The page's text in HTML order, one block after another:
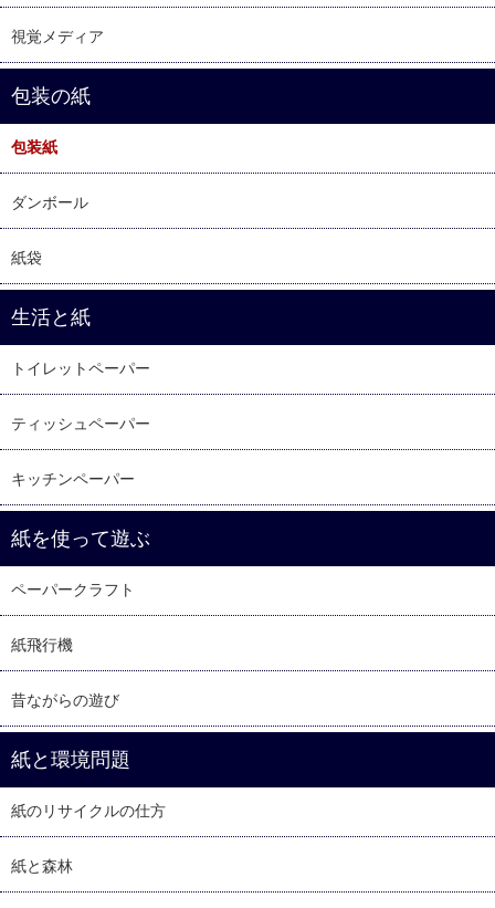
視覚メディア
包装の紙
包装紙
ダンボール
紙袋
生活と紙
トイレットペーパー
ティッシュペーパー
キッチンペーパー
紙を使って遊ぶ
ペーパークラフト
紙飛行機
昔ながらの遊び
紙と環境問題
紙のリサイクルの仕方
紙と森林